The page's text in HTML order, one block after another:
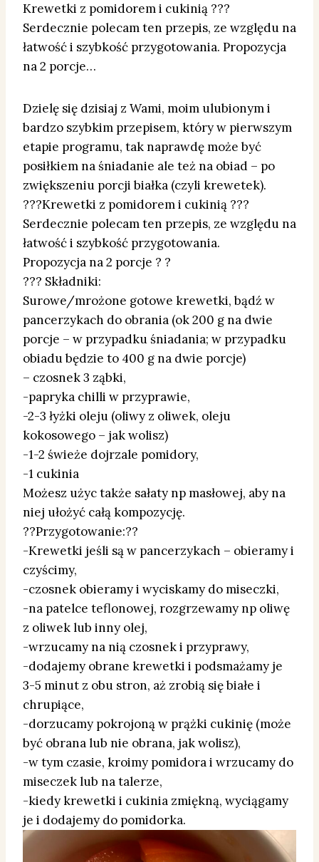
Krewetki z pomidorem i cukinią ???
Serdecznie polecam ten przepis, ze względu na
łatwość i szybkość przygotowania. Propozycja
na 2 porcje…
Dzielę się dzisiaj z Wami, moim ulubionym i
bardzo szybkim przepisem, który w pierwszym
etapie programu, tak naprawdę może być
posiłkiem na śniadanie ale też na obiad – po
zwiększeniu porcji białka (czyli krewetek).
???Krewetki z pomidorem i cukinią ???
Serdecznie polecam ten przepis, ze względu na
łatwość i szybkość przygotowania.
Propozycja na 2 porcje ? ?
??? Składniki:
Surowe/mrożone gotowe krewetki, bądź w
pancerzykach do obrania (ok 200 g na dwie
porcje – w przypadku śniadania; w przypadku
obiadu będzie to 400 g na dwie porcje)
– czosnek 3 ząbki,
-papryka chilli w przyprawie,
-2-3 łyżki oleju (oliwy z oliwek, oleju
kokosowego – jak wolisz)
-1-2 świeże dojrzale pomidory,
-1 cukinia
Możesz użyc także sałaty np masłowej, aby na
niej ułożyć całą kompozycję.
??Przygotowanie:??
-Krewetki jeśli są w pancerzykach – obieramy i
czyścimy,
-czosnek obieramy i wyciskamy do miseczki,
-na patelce teflonowej, rozgrzewamy np oliwę
z oliwek lub inny olej,
-wrzucamy na nią czosnek i przyprawy,
-dodajemy obrane krewetki i podsmażamy je
3-5 minut z obu stron, aż zrobią się białe i
chrupiące,
-dorzucamy pokrojoną w prążki cukinię (może
być obrana lub nie obrana, jak wolisz),
-w tym czasie, kroimy pomidora i wrzucamy do
miseczek lub na talerze,
-kiedy krewetki i cukinia zmiękną, wyciągamy
je i dodajemy do pomidorka.